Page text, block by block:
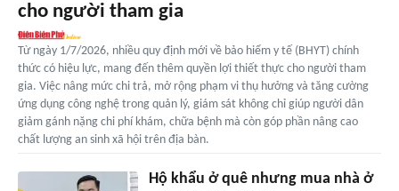
cho người tham gia
Từ ngày 1/7/2026, nhiều quy định mới về bảo hiểm y tế (BHYT) chính
thức có hiệu lực, mang đến thêm quyền lợi thiết thực cho người tham
gia. Việc nâng mức chi trả, mở rộng phạm vi thụ hưởng và tăng cường
ứng dụng công nghệ trong quản lý, giám sát không chỉ giúp người dân
giảm gánh nặng chi phí khám, chữa bệnh mà còn góp phần nâng cao
chất lượng an sinh xã hội trên địa bàn.
Hộ khẩu ở quê nhưng mua nhà ở